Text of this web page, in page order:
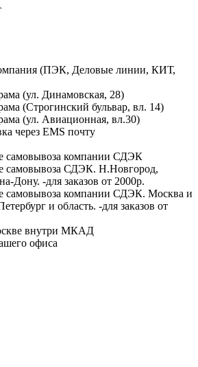
(ПЭК, Деловые линии, КИТ,
(ул. Динамовская, 28)
(Строгинский бульвар, вл. 14)
(ул. Авиационная, вл.30)
через EMS почту
самовывоза компании СДЭК
самовывоза СДЭК. Н.Новгород,
Дону. -для заказов от 2000р.
самовывоза компании СДЭК. Москва и
и область. -для заказов от
внутри МКАД
офиса